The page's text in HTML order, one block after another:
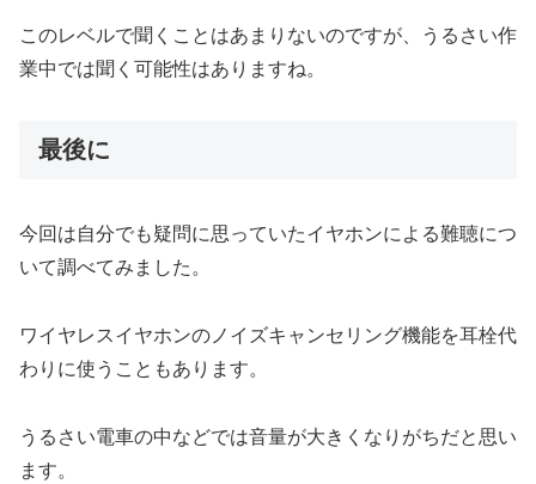
このレベルで聞くことはあまりないのですが、うるさい作
業中では聞く可能性はありますね。
最後に
今回は自分でも疑問に思っていたイヤホンによる難聴につ
いて調べてみました。
ワイヤレスイヤホンのノイズキャンセリング機能を耳栓代
わりに使うこともあります。
うるさい電車の中などでは音量が大きくなりがちだと思い
ます。